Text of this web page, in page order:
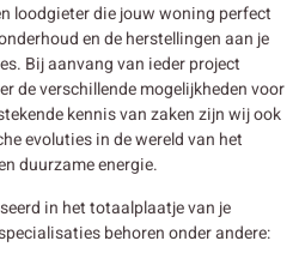
loodgieter die jouw woning perfect
en de herstellingen aan je
Bij aanvang van ieder project
de verschillende mogelijkheden voor
kennis van zaken zijn wij ook
evoluties in de wereld van het
duurzame energie.
in het totaalplaatje van je
behoren onder andere: